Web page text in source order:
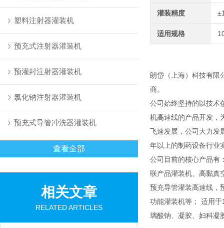
塑料注射器灌装机
预充式注射器灌装机
预灌封注射器灌装机
氯化钠注射器灌装机
预充式导管冲洗器灌装机
查看全部
相关文章
RELATED ARTICLES
灌装精度
适用规格
朗岱（上海）科技有限
商。
公司始终坚持的以技术
机高速线的产品开发，
飞速发展，公司大力发
年以上的制药设备行业
公司目前的核心产品有
联产品灌装机、高黏真
预充导管灌装高速线，
功能灌装机等； 适用
璃酸钠、凝胶、妇科凝